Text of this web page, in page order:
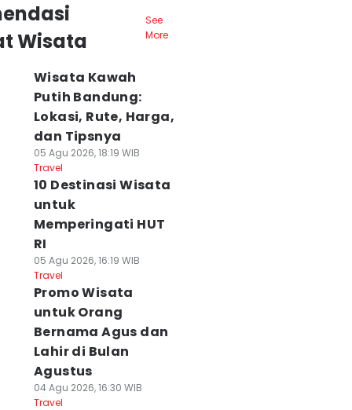
Wisata
See
More
Wisata Kawah
Putih Bandung:
Lokasi, Rute, Harga,
dan Tipsnya
05 Agu 2026, 18:19 WIB
Travel
10 Destinasi Wisata
untuk
Memperingati HUT
RI
05 Agu 2026, 16:19 WIB
Travel
Promo Wisata
untuk Orang
Bernama Agus dan
Lahir di Bulan
Agustus
04 Agu 2026, 16:30 WIB
Travel